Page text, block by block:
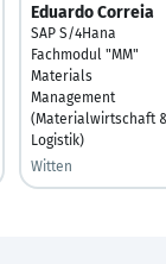
Eduardo Correia
SAP S/4Hana
Fachmodul "MM"
Materials
Management
(Materialwirtschaft
Logistik)
Witten